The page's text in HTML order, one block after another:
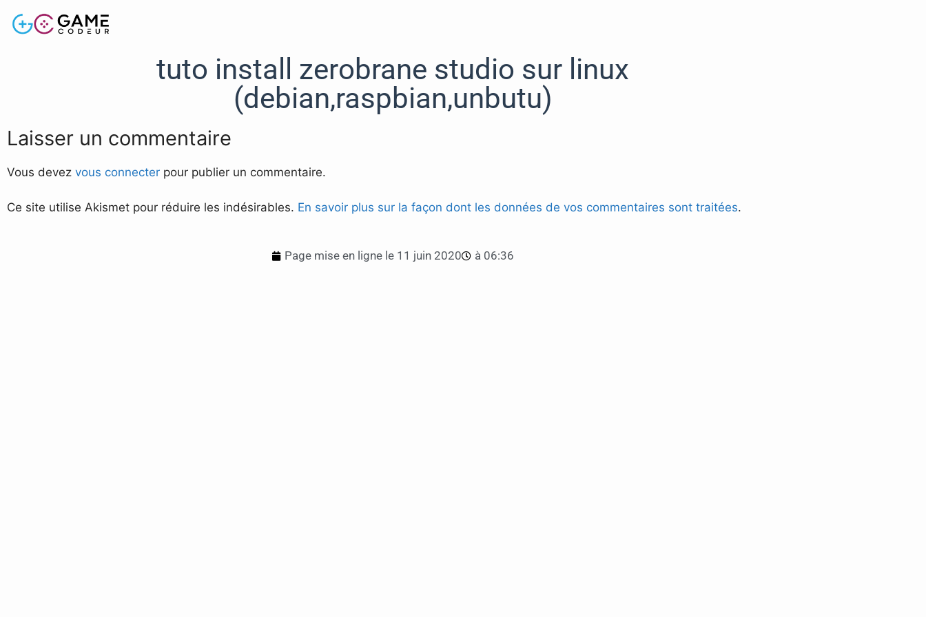
tuto install zerobrane studio sur linux
(debian,raspbian,unbutu)
Laisser un commentaire
Vous devez vous connecter pour publier un commentaire.
Ce site utilise Akismet pour réduire les indésirables. En savoir plus sur la façon dont les données de vos commentaires sont traitées.
Page mise en ligne le 11 juin 2020 à 06:36